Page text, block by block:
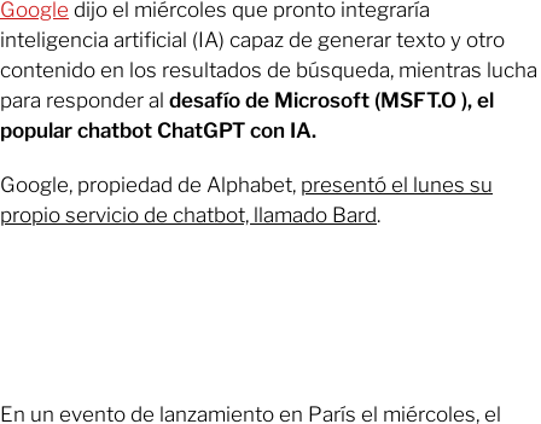
Google dijo el miércoles que pronto integraría
inteligencia artificial (IA) capaz de generar texto y otro
contenido en los resultados de búsqueda, mientras lucha
para responder al desafío de Microsoft (MSFT.O ), el
popular chatbot ChatGPT con IA.
Google, propiedad de Alphabet, presentó el lunes su
propio servicio de chatbot, llamado Bard.
En un evento de lanzamiento en París el miércoles, el